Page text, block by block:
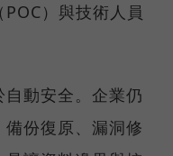
）與技術人員
動安全。企業仍
份復原、漏洞修